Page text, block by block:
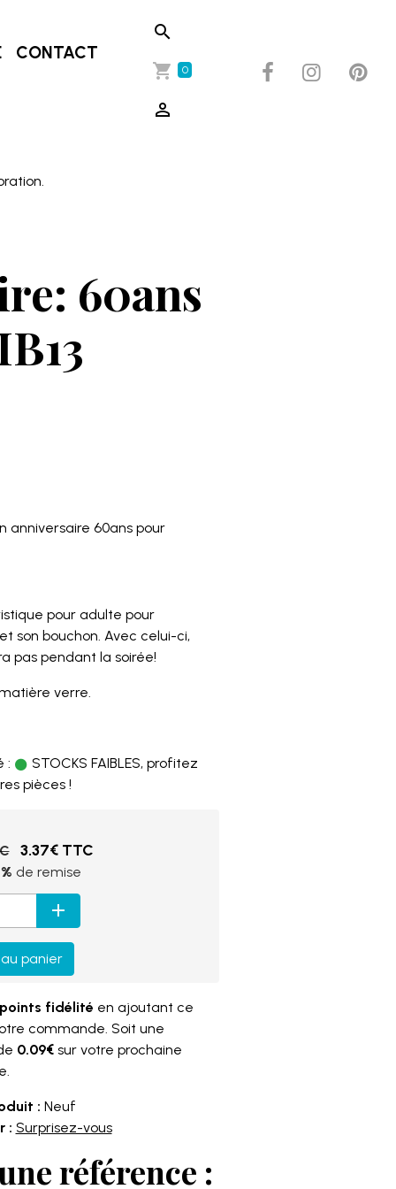
CONTACT
0
60ans
anniversaire 60ans pour
pour adulte pour
son bouchon. Avec celui-ci,
pas pendant la soirée!
verre.
:
STOCKS FAIBLES, profitez
pièces !
3.37€ TTC
de remise
panier
fidélité en ajoutant ce
commande. Soit une
0.09€sur votre prochaine
: Neuf
: Surprisez-vous
référence :